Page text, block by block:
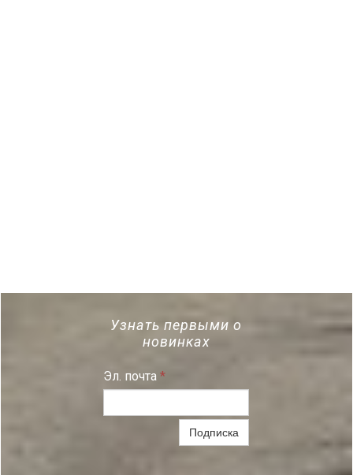
Узнать первыми о
новинках
Эл. почта *
Подписка